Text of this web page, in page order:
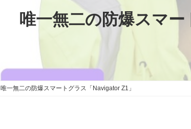
唯一無二の防爆スマ
唯一無二の防爆スマートグラス「Navigator Z1」